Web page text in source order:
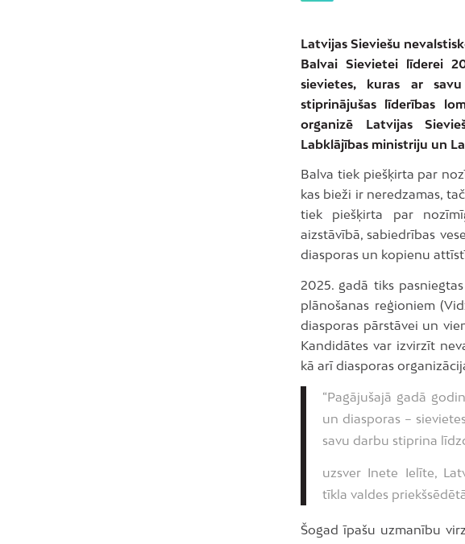
Latvijas Sieviešu
Balvai Sievietei līderei
sievietes, kuras ar
stiprinājušas līderības
organizē Latvijas
Labklājības ministriju un
Balva tiek piešķirta par
kas bieži ir neredzamas,
tiek piešķirta par
aizstāvībā, sabiedrības
diasporas un kopienu
2025. gadā tiks
plānošanas reģioniem
diasporas pārstāvei un
Kandidātes var izvirzīt
kā arī diasporas
“Pagājušajā gadā
un diasporas –
savu darbu stiprina
uzsver Inete Ielīte,
tīkla valdes
Šogad īpašu uzmanību